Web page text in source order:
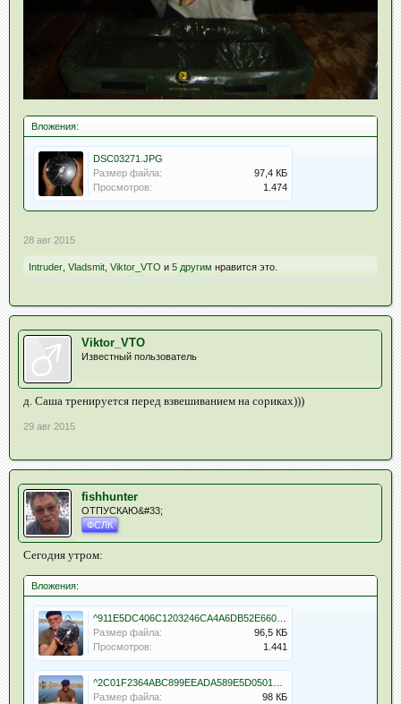
Вложения:
DSC03271.JPG
Размер файла:
97,4 КБ
Просмотров:
1.474
28 авг 2015
Intruder Vladsmit Viktor_VTO и 5 другим нравится это.
Viktor_VTO
Известный пользователь
д. Саша тренируется перед взвешиванием на сориках)))
29 авг 2015
fishhunter
ОТПУСКАЮ&#33;
ФСЛК
Сегодня утром:
Вложения:
Размер файла:
96,5 КБ
Просмотров:
1.441
Размер файла:
98 КБ